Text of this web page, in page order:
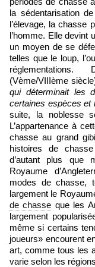
la sédentarisation
l’élevage, la chasse
l’homme. Elle devint
un moyen de se
telles que le loup,
(Vème/VIIIème
qui déterminait les
certaines espèces et
suite, la noblesse
L’appartenance à
chasse au grand
histoires de
d’autant plus que
Royaume
modes de chasse,
largement le
de chasse que les
largement
même si certains
joueurs» encourent
art, comme tous les
varie selon les